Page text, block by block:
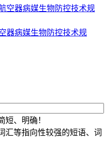
器病媒生物防控技术规
短、明确！
汇等指向性较强的短语、词